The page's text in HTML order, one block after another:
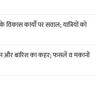
कार्यों पर सवाल; यात्रियों को
और बारिश का कहर; फसलें व मकानों